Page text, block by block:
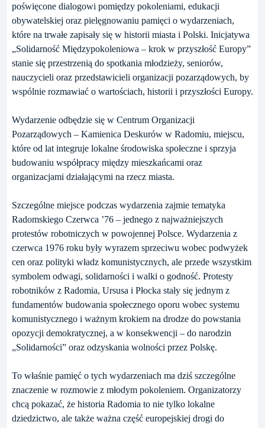
poświęcone dialogowi pomiędzy pokoleniami, edukacji
obywatelskiej oraz pielęgnowaniu pamięci o wydarzeniach,
które na trwałe zapisały się w historii miasta i Polski. Inicjatywa
„Solidarność Międzypokoleniowa – krok w przyszłość Europy”
stanie się przestrzenią do spotkania młodzieży, seniorów,
nauczycieli oraz przedstawicieli organizacji pozarządowych, by
wspólnie rozmawiać o wartościach, historii i przyszłości Europy.
Wydarzenie odbędzie się w Centrum Organizacji
Pozarządowych – Kamienica Deskurów w Radomiu, miejscu,
które od lat integruje lokalne środowiska społeczne i sprzyja
budowaniu współpracy między mieszkańcami oraz
organizacjami działającymi na rzecz miasta.
Szczególne miejsce podczas wydarzenia zajmie tematyka
Radomskiego Czerwca ’76 – jednego z najważniejszych
protestów robotniczych w powojennej Polsce. Wydarzenia z
czerwca 1976 roku były wyrazem sprzeciwu wobec podwyżek
cen oraz polityki władz komunistycznych, ale przede wszystkim
symbolem odwagi, solidarności i walki o godność. Protesty
robotników z Radomia, Ursusa i Płocka stały się jednym z
fundamentów budowania społecznego oporu wobec systemu
komunistycznego i ważnym krokiem na drodze do powstania
opozycji demokratycznej, a w konsekwencji – do narodzin
„Solidarności” oraz odzyskania wolności przez Polskę.
To właśnie pamięć o tych wydarzeniach ma dziś szczególne
znaczenie w rozmowie z młodym pokoleniem. Organizatorzy
chcą pokazać, że historia Radomia to nie tylko lokalne
dziedzictwo, ale także ważna część europejskiej drogi do